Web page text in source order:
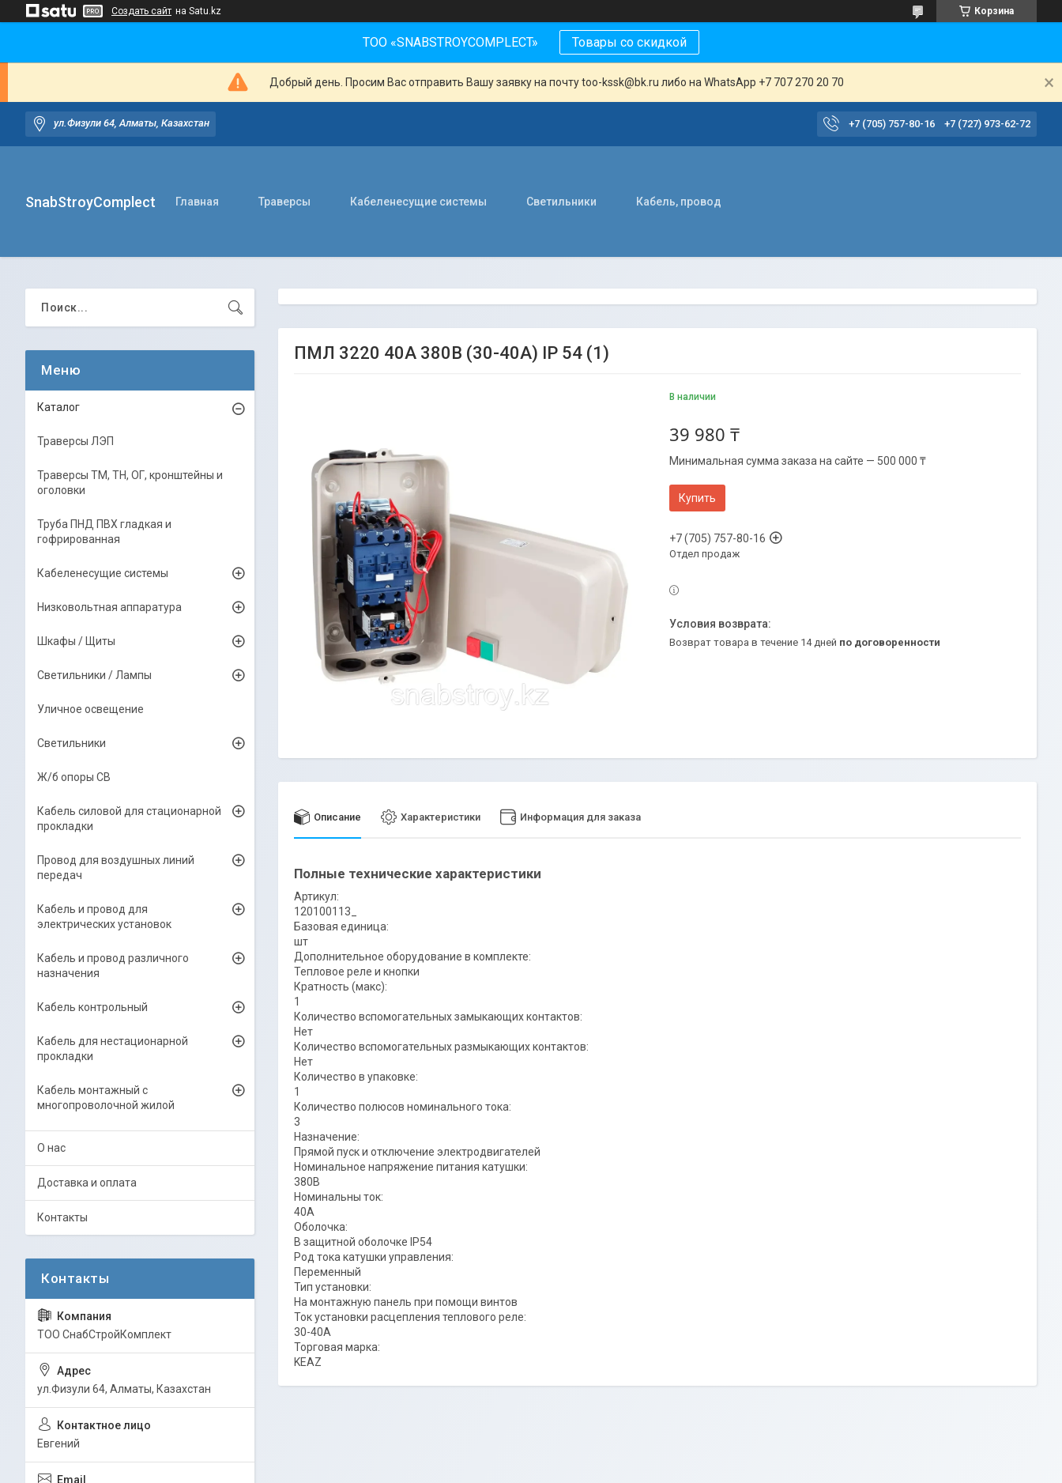
Создать сайт на Satu.kz Корзина
ТОО «SNABSTROYCOMPLECT» Товары со скидкой
Добрый день. Просим Вас отправить Вашу заявку на почту too-kssk@bk.ru либо на WhatsApp +7 707 270 20 70
ул.Физули 64, Алматы, Казахстан +7 (705) 757-80-16 +7 (727) 973-62-72
SnabStroyComplect Главная Траверсы Кабеленесущие системы Светильники Кабель, провод
ПМЛ 3220 40А 380В (30-40А) IP 54 (1)
В наличии
39 980 ₸
Минимальная сумма заказа на сайте — 500 000 ₸
Купить
+7 (705) 757-80-16
Отдел продаж
возврат товара в течение 14 дней по договоренности
Описание Характеристики Информация для заказа
Полные технические характеристики
Артикул:
120100113_
Базовая единица:
шт
Дополнительное оборудование в комплекте:
Тепловое реле и кнопки
Кратность (макс):
1
Количество вспомогательных замыкающих контактов:
Нет
Количество вспомогательных размыкающих контактов:
Нет
Количество в упаковке:
1
Количество полюсов номинального тока:
3
Назначение:
Прямой пуск и отключение электродвигателей
Номинальное напряжение питания катушки:
380В
Номинальны ток:
40А
Оболочка:
В защитной оболочке IP54
Род тока катушки управления:
Переменный
Тип установки:
На монтажную панель при помощи винтов
Ток установки расцепления теплового реле:
30-40А
Торговая марка:
KEAZ
Каталог
Траверсы ЛЭП
Траверсы ТМ, ТН, ОГ, кронштейны и
оголовки
Труба ПНД ПВХ гладкая и
гофрированная
Кабеленесущие системы
Низковольтная аппаратура
Шкафы / Щиты
Светильники / Лампы
Уличное освещение
Светильники
Ж/б опоры СВ
Кабель силовой для стационарной
прокладки
Провод для воздушных линий
передач
Кабель и провод для
электрических установок
Кабель и провод различного
назначения
Кабель контрольный
Кабель для нестационарной
прокладки
Кабель монтажный с
многопроволочной жилой
О нас
Доставка и оплата
Контакты
ТОО СнабСтройКомплект
ул.Физули 64, Алматы, Казахстан
Евгений